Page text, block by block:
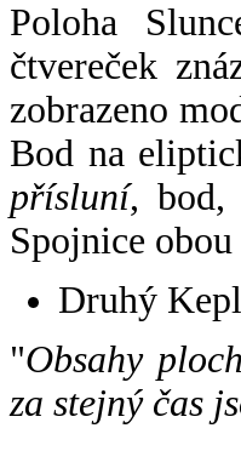
Poloha
čtvereček
zobrazeno
Bod na
přísluní, bod,
Spojnice obou
Druhý
"Obsahy
za stejný čas